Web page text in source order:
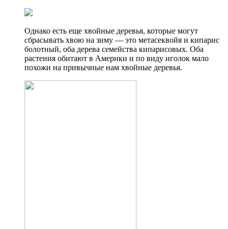
Однако есть еще хвойные деревья, которые могут
сбрасывать хвою на зиму — это метасеквойя и кипарис
болотный, оба дерева семейства кипарисовых. Оба
растения обитают в Америки и по виду иголок мало
похожи на привычные нам хвойные деревья.